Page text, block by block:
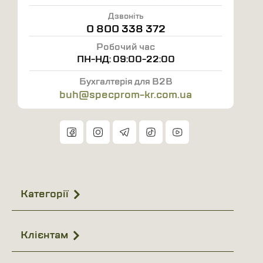
Дзвоніть
0 800 338 372
Робочий час
ПН-НД: 09:00-22:00
Бухгалтерія для B2B
buh@specprom-kr.com.ua
Категорії
Клієнтам